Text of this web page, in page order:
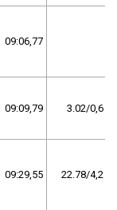
09:06,77
09:09,79 3.02/0,6
09:29,55 22.78/4,2